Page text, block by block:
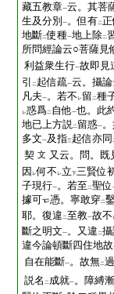
藏五教章一云。其菩
生及分別 一。但有二
地斷二使種一地上除二
所問經論云○菩薩見
利益衆生行一故即見
引
二 起信疏一云。攝
凡夫一。若不 レ留 二種
レ惑爲二 自他一也。此
地已上方説二 留惑一
多文一及指三起信亦同
契 文 又云。問。既
因 レ何不 レ立下三賢位
子現行一。若至 二聖位
據可 憑。寧敢穿二
耶。復違 二至教一故不
斷之明文一。又違 二
違今論頓斷四住地故
自在能斷一。故無二
説名 二 成就一。障縛